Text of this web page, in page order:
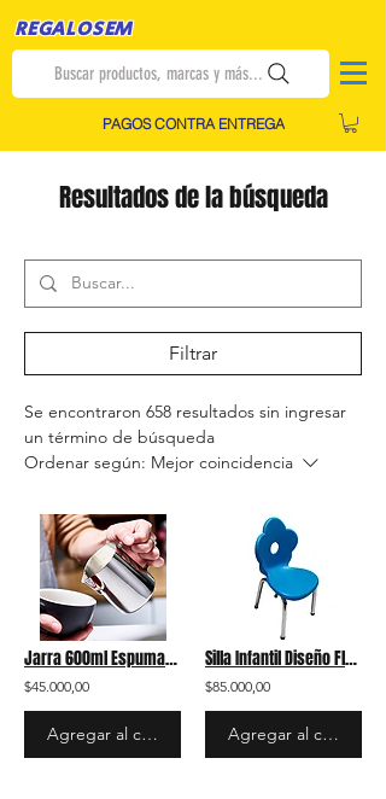
REGALOSEM
Buscar productos, marcas y más...
PAGOS CONTRA ENTREGA
Resultados de la búsqueda
Filtrar
Se encontraron 658 resultados sin ingresar
un término de búsqueda
Ordenar según: Mejor coincidencia
Jarra 600ml Espumadora de Leche Cremadora Latte Art Acero Inoxidable 304
$45.000,00
Agregar al carrito
Silla Infantil Diseño Flor Estructura Metalica alta Resistencia
$85.000,00
Agregar al carrito